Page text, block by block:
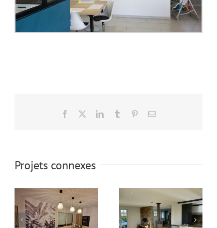
Facebook LinkedInTumblr PinterestEmail
Projets connexes
Peinture pièce
Peinture